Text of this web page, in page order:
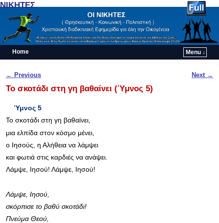
ΝΙΚΗΤΕΣ
Home
Menu ↓
Post navigation
← Previous Next →
Το σκοτάδι στη γη βαθαίνει (Ύμνος 5)
Ύμνος 5
Το σκοτάδι στη γη βαθαίνει,
μια ελπίδα στον κόσμο μένει,
ο Ιησούς, η Αλήθεια να λάμψει
και φωτιά στις καρδιές να ανάψει.
Λάμψε, Ιησού! Λάμψε, Ιησού!
Λάμψε, Ιησού,
σκόρπισε το βαθύ σκοτάδι!
Πνεύμα Θεού,